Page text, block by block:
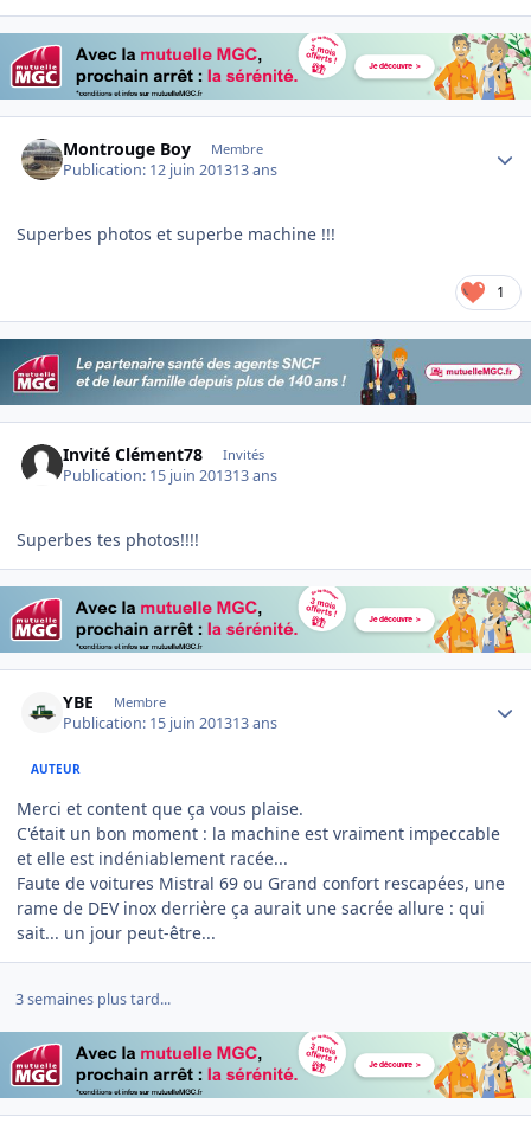
Montrouge Boy Membre
Publication: 12 juin 201313 ans
Superbes photos et superbe machine !!!
1
Invité Clément78 Invités
Publication: 15 juin 201313 ans
Superbes tes photos!!!!
YBE Membre
Publication: 15 juin 201313 ans
AUTEUR
Merci et content que ça vous plaise.
C'était un bon moment : la machine est vraiment impeccable
et elle est indéniablement racée...
Faute de voitures Mistral 69 ou Grand confort rescapées, une
rame de DEV inox derrière ça aurait une sacrée allure : qui
sait... un jour peut-être...
3 semaines plus tard...